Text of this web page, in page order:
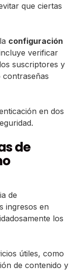
que ciertas
configuración
verificar
suscriptores y
contraseñas
en dos
de
de
ingresos en
los
útiles, como
de contenido y